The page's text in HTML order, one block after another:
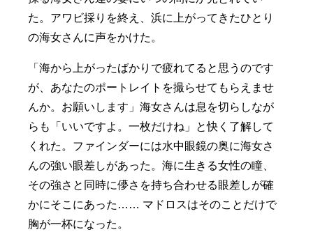
た。アワビ採りを終え、浜に上がってきたひとり
の海女さんに声をかけた。
「海から上がったばかりで疲れてると思うのです
が、あなたのポートレイトを撮らせてもらえませ
んか。お願いします」海女さんは息を切らしなが
らも「いいですよ。一枚だけね」と快く了解して
くれた。ファインダーには水中眼鏡の奥に海女さ
んの強い眼差しがあった。海に生きる女性の瞳、
その強さと同時に儚さを持ち合わせる眼差しが確
かにそこにあった…… マドロスはそのことだけで
胸が一杯になった。